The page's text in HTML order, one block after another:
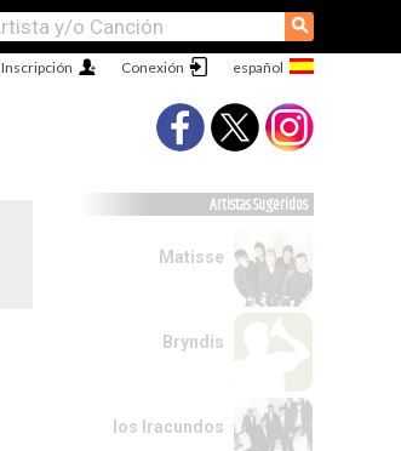
⚲
Conexión
Inscripción
Artistas Sugeridos
Matisse
Bryndis
los Iracundos